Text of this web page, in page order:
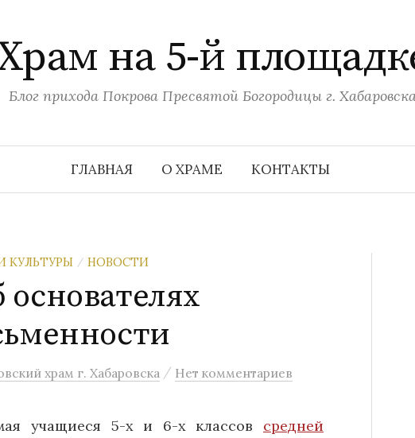
на 5-й
Блог прихода Покрова Пресвятой Богородицы г.
ГЛАВНАЯ О ХРАМЕ КОНТАКТЫ
КУЛЬТУРЫ / НОВОСТИ
храм г. Хабаровска / Нет комментариев
учащиеся 5-х и 6-х классов средней